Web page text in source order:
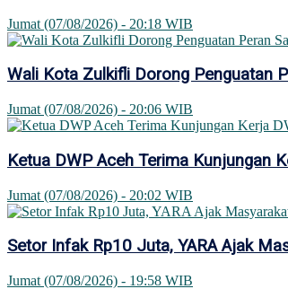
Jumat (07/08/2026) - 20:18 WIB
Wali Kota Zulkifli Dorong Penguatan
Jumat (07/08/2026) - 20:06 WIB
Ketua DWP Aceh Terima Kunjungan
Jumat (07/08/2026) - 20:02 WIB
Setor Infak Rp10 Juta, YARA Ajak
Jumat (07/08/2026) - 19:58 WIB